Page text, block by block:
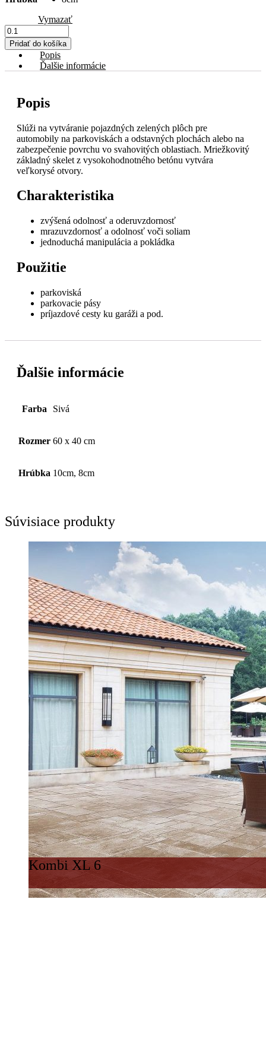
Vymazať
množstvo
Zatrávňovacia
dlažba
Semmelrock
Pridať do košíka
Popis
Ďalšie informácie
Popis
Slúži na vytváranie pojazdných zelených plôch pre
automobily na parkoviskách a odstavných plochách alebo na
zabezpečenie povrchu vo svahovitých oblastiach. Mriežkovitý
základný skelet z vysokohodnotného betónu vytvára
veľkorysé otvory.
Charakteristika
zvýšená odolnosť a oderuvzdornosť
mrazuvzdornosť a odolnosť voči soliam
jednoduchá manipulácia a pokládka
Použitie
parkoviská
parkovacie pásy
príjazdové cesty ku garáži a pod.
Ďalšie informácie
Farba Sivá
Rozmer 60 x 40 cm
Hrúbka 10cm, 8cm
Súvisiace produkty
Kombi XL 6